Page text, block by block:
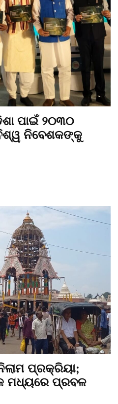
ପାଇଁ ୨୦୩୦
ବିଶ୍ୱ ନିବେଶକଙ୍କୁ
ପ୍ରକ୍ରିୟା;
ମଧ୍ୟରେ ପ୍ରବଳ